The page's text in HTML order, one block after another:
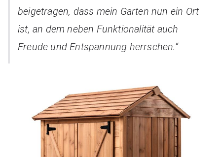
beigetragen, dass mein Garten nun ein Ort
ist, an dem neben Funktionalität auch
Freude und Entspannung herrschen.“